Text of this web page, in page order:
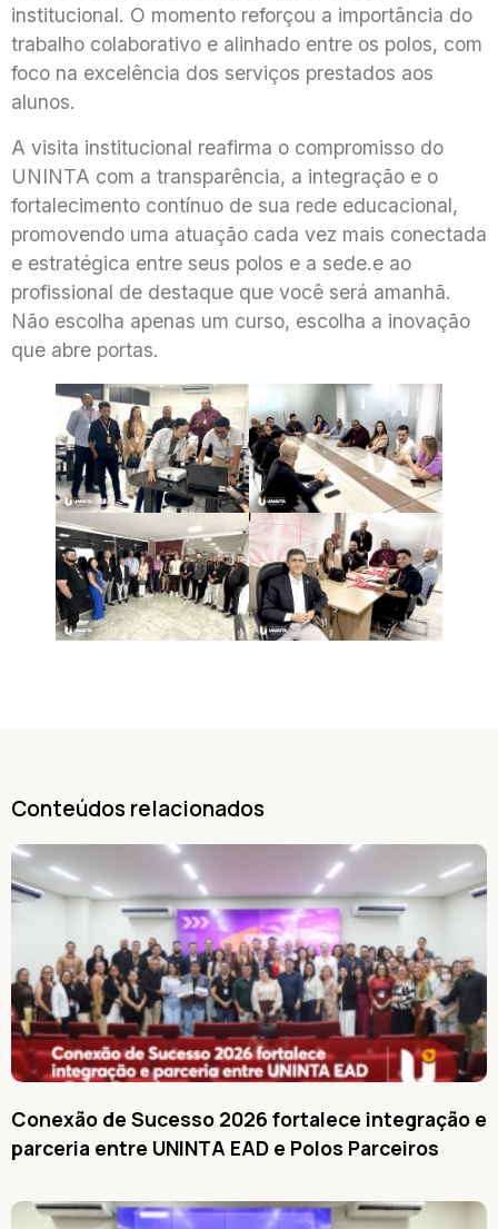
institucional. O momento reforçou a importância do
trabalho colaborativo e alinhado entre os polos, com
foco na excelência dos serviços prestados aos
alunos.
A visita institucional reafirma o compromisso do
UNINTA com a transparência, a integração e o
fortalecimento contínuo de sua rede educacional,
promovendo uma atuação cada vez mais conectada
e estratégica entre seus polos e a sede.e ao
profissional de destaque que você será amanhã.
Não escolha apenas um curso, escolha a inovação
que abre portas.
Conteúdos relacionados
Conexão de Sucesso 2026 fortalece integração e
parceria entre UNINTA EAD e Polos Parceiros